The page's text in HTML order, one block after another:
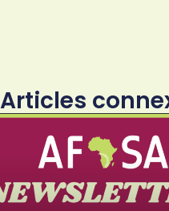
Articles